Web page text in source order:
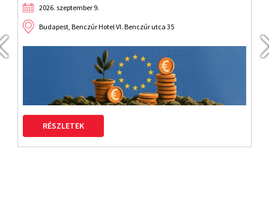
2026. szeptember 9.
Budapest, Benczúr Hotel VI. Benczúr utca 35
RÉSZLETEK